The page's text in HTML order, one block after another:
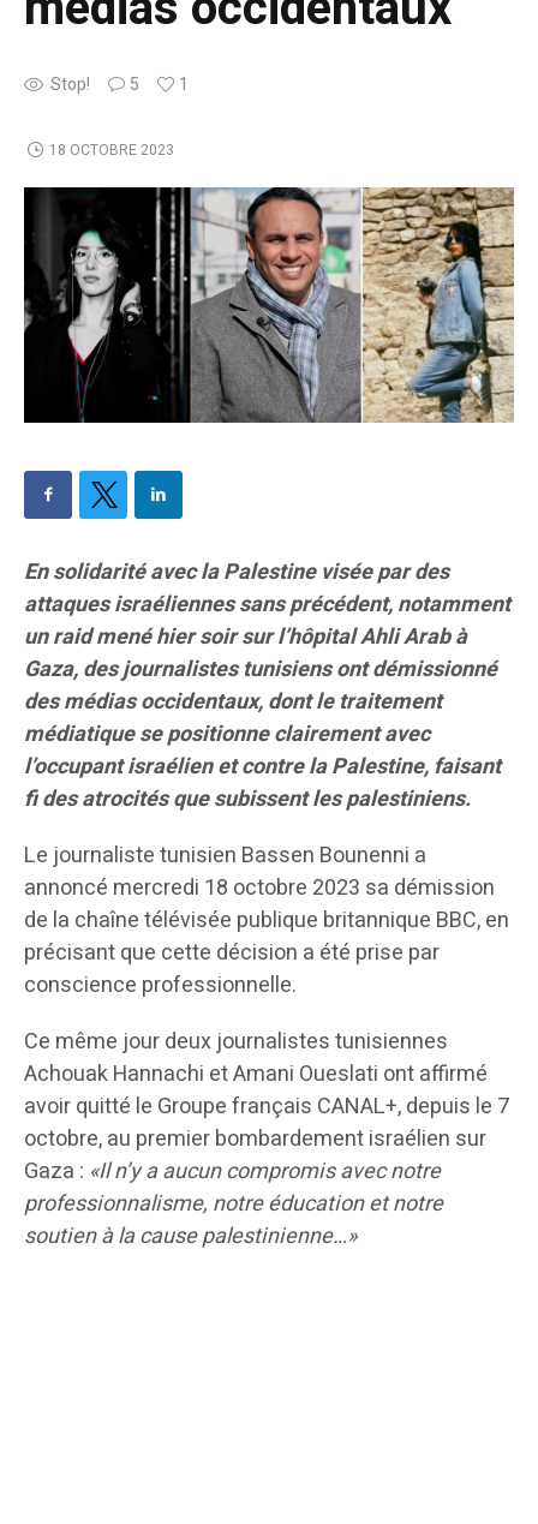
Stop! 5 1
18 OCTOBRE 2023
En solidarité avec la Palestine visée par des
attaques israéliennes sans précédent, notamment
un raid mené hier soir sur l’hôpital Ahli Arab à
Gaza, des journalistes tunisiens ont démissionné
des médias occidentaux, dont le traitement
médiatique se positionne clairement avec
l’occupant israélien et contre la Palestine, faisant
fi des atrocités que subissent les palestiniens.
Le journaliste tunisien Bassen Bounenni a
annoncé mercredi 18 octobre 2023 sa démission
de la chaîne télévisée publique britannique BBC, en
précisant que cette décision a été prise par
conscience professionnelle.
Ce même jour deux journalistes tunisiennes
Achouak Hannachi et Amani Oueslati ont affirmé
avoir quitté le Groupe français CANAL+, depuis le 7
octobre, au premier bombardement israélien sur
Gaza : «Il n’y a aucun compromis avec notre
professionnalisme, notre éducation et notre
soutien à la cause palestinienne…»